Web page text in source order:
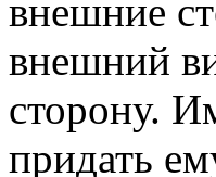
внешние
внешний
сторону.
придать